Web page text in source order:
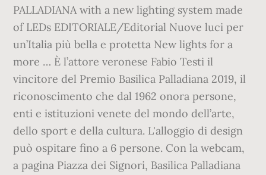
PALLADIANA with a new lighting system made
of LEDs EDITORIALE/Editorial Nuove luci per
un’Italia più bella e protetta New lights for a
more … È l’attore veronese Fabio Testi il
vincitore del Premio Basilica Palladiana 2019, il
riconoscimento che dal 1962 onora persone,
enti e istituzioni venete del mondo dell’arte,
dello sport e della cultura. L'alloggio di design
può ospitare fino a 6 persone. Con la webcam,
a pagina Piazza dei Signori, Basilica Palladiana